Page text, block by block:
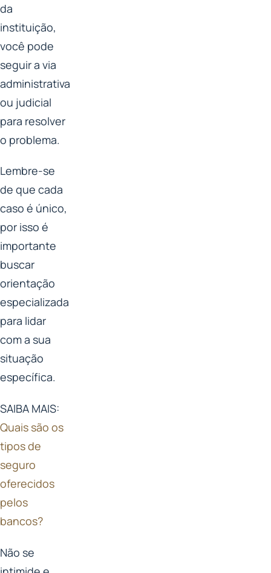
da
instituição,
você pode
seguir a via
administrativa
ou judicial
para resolver
o problema.
Lembre-se
de que cada
caso é único,
por isso é
importante
buscar
orientação
especializada
para lidar
com a sua
situação
específica.
SAIBA MAIS:
Quais são os
tipos de
seguro
oferecidos
pelos
bancos?
Não se